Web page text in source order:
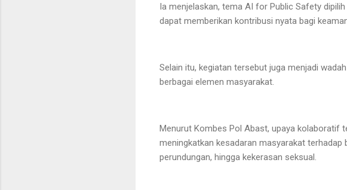
Ia menjelaskan, tema AI for Public Safety
dapat memberikan kontribusi nyata bagi
Selain itu, kegiatan tersebut juga menjadi
berbagai elemen masyarakat.
Menurut Kombes Pol Abast, upaya kolaboratif
meningkatkan kesadaran masyarakat terhadap
perundungan, hingga kekerasan seksual.